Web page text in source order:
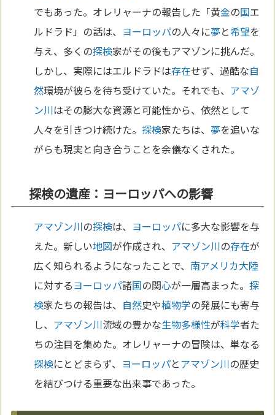
でもあった。オレリャーナの報告した「黄金の国エ
ルドラド」の話は、 ヨーロッパの人々に夢と希望を
与え、多くの探検家がその後もアマゾンに挑んだ。
しかし、実際にはエルドラドは存在せず、過酷な自
然環境が彼らを待ち受けていた。それでも、 アマゾ
ン川はその膨大な資源と可能性から、依然として
人々を引きつけ続けた。探検家たちは、 夢を追いな
がらも現実と向き合うことを余儀なくされた。
探検の遺産：ヨーロッパへの影響
アマゾン川の探検は、 ヨーロッパに多大な影響を与
えた。新しい地図が作成され、 アマゾン川の存在が
広く知られるようになったことで、 南アメリカ大陸
に対するヨーロッパ諸国の関心が一層高まった。探
検家たちの報告は、 自然史や植物学の発展にも寄与
し、 アマゾン川流域の豊かな生物多様性が科学者た
ちの注目を集めた。オレリャーナの冒険は、単なる
探検にとどまらず、 ヨーロッパとアマゾン川の歴史
を結びつける重要な出来事であった。